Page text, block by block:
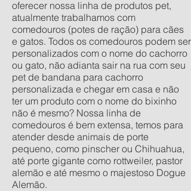
oferecer nossa linha de produtos pet,
atualmente trabalhamos com
comedouros (potes de ração) para cães
e gatos. Todos os comedouros podem ser
personalizados com o nome do cachorro
ou gato, não adianta sair na rua com seu
pet de bandana para cachorro
personalizada e chegar em casa e não
ter um produto com o nome do bixinho
não é mesmo? Nossa linha de
comedouros é bem extensa, temos para
atender desde animais de porte
pequeno, como pinscher ou Chihuahua,
até porte gigante como rottweiler, pastor
alemão e até mesmo o majestoso Dogue
Alemão.